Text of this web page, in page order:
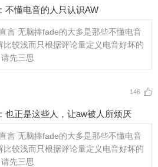
： 不懂电音的人只认识AW
言 无脑捧fade的大多是那些不懂电音
比较浅而只根据评论量定义电音好坏的
请先三思
146
： 也正是这些人，让aw被人所烦厌
言 无脑捧fade的大多是那些不懂电音
比较浅而只根据评论量定义电音好坏的
请先三思